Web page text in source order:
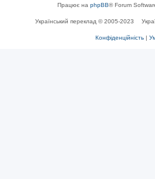
Працює на phpBB® Forum
Український переклад © 2005-2023
Конфіденційність |